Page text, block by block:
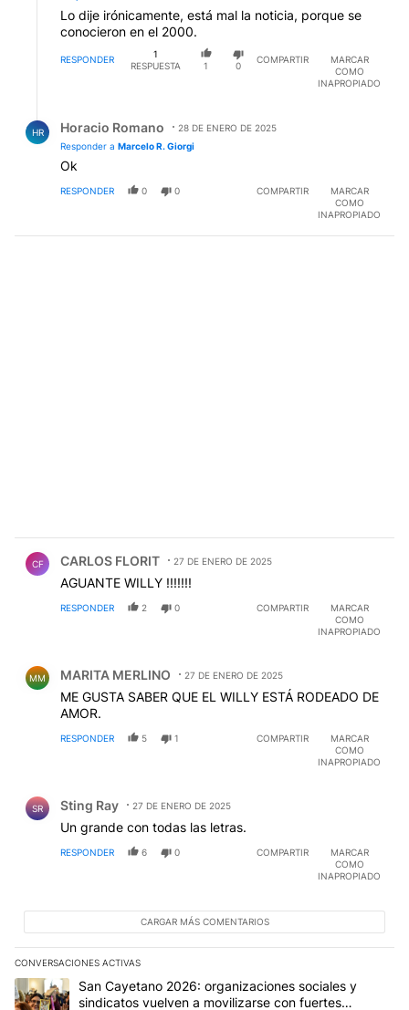
Lo dije irónicamente, está mal la noticia, porque se
conocieron en el 2000.
RESPONDER
1
RESPUESTA
1 0
COMPARTIR
MARCAR
COMO
INAPROPIADO
HR Horacio Romano
28 DE ENERO DE 2025
Responder a Marcelo R. Giorgi
Ok
RESPONDER 0 0 COMPARTIR
MARCAR
COMO
INAPROPIADO
CF CARLOS FLORIT 27 DE ENERO DE 2025
AGUANTE WILLY !!!!!!!
RESPONDER 2 0 COMPARTIR
MARCAR
COMO
INAPROPIADO
MM MARITA MERLINO 27 DE ENERO DE 2025
ME GUSTA SABER QUE EL WILLY ESTÁ RODEADO DE
AMOR.
RESPONDER 5 1 COMPARTIR
MARCAR
COMO
INAPROPIADO
SR Sting Ray 27 DE ENERO DE 2025
Un grande con todas las letras.
RESPONDER 6 0 COMPARTIR
MARCAR
COMO
INAPROPIADO
CARGAR MÁS COMENTARIOS
CONVERSACIONES ACTIVAS
Este listado muestra los artículos con más comentarios en los
Un artículo de tendencia con el título "San Cayetano 2026:
San Cayetano 2026: organizaciones sociales y
sindicatos vuelven a movilizarse con fuertes